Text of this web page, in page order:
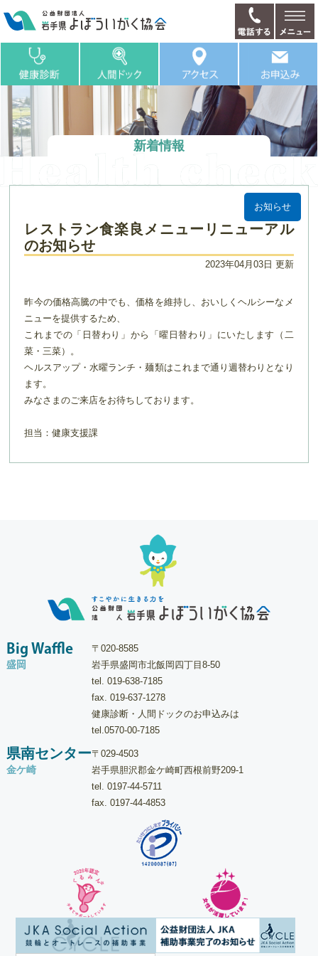
新着情報
お知らせ
レストラン食楽良メニューリニューアル
のお知らせ
2023年04月03日 更新
昨今の価格高騰の中でも、価格を維持し、おいしくヘルシーなメ
ニューを提供するため、
これまでの「日替わり」から「曜日替わり」にいたします（二
菜・三菜）。
ヘルスアップ・水曜ランチ・麺類はこれまで通り週替わりとなり
ます。
みなさまのご来店をお待ちしております。
担当：健康支援課
Big Waffle
盛岡
〒020-8585
岩手県盛岡市北飯岡四丁目8-50
tel. 019-638-7185
fax. 019-637-1278
健康診断・人間ドックのお申込みは
tel. 0570-00-7185
県南センター
金ケ崎
〒029-4503
岩手県胆沢郡金ケ崎町西根前野209-1
tel. 0197-44-5711
fax. 0197-44-4853